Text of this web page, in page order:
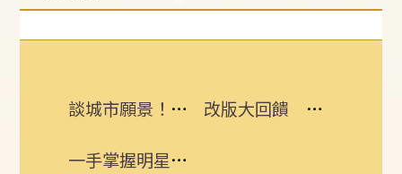
談城市願景！沈伯洋點出這區「兩個世界」 改版大回饋 熱門3C大獎接力送
一手掌握明星動態 即刻下載娛樂星聞APP